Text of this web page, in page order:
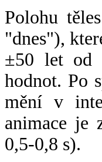
Polohu
"dnes"),
±50 let od
hodnot. Po
mění v
animace je
0,5-0,8 s).